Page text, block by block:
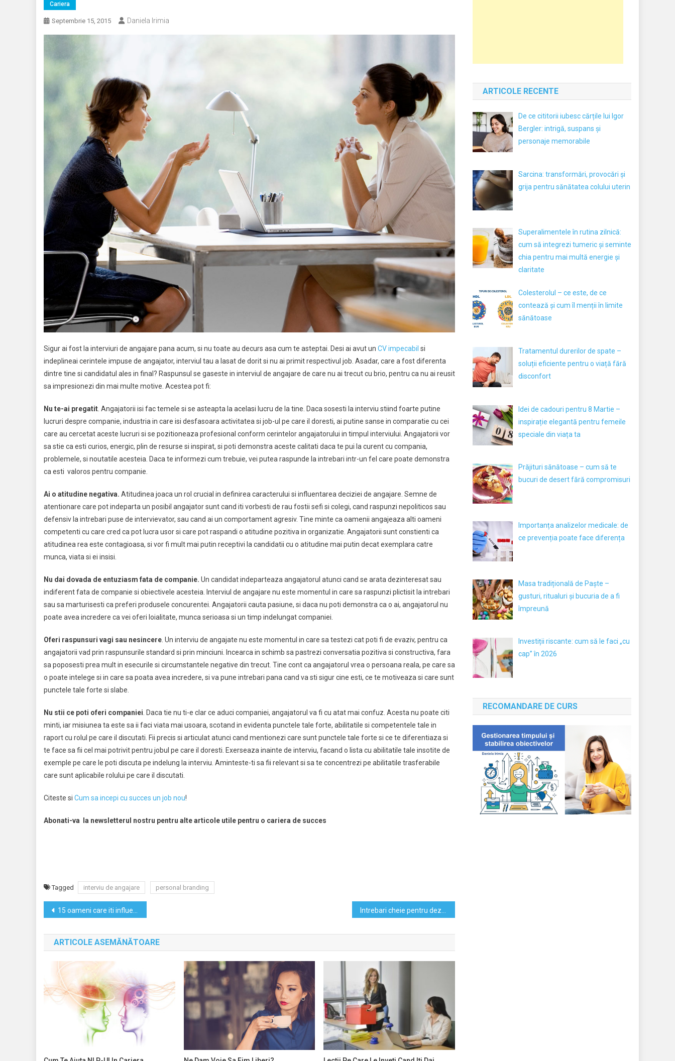
Cariera
Septembrie 15, 2015 Daniela Irimia
Sigur ai fost la interviuri de angajare pana acum, si nu toate au decurs asa cum te asteptai. Desi ai avut un CV impecabil si
indeplineai cerintele impuse de angajator, interviul tau a lasat de dorit si nu ai primit respectivul job. Asadar, care a fost diferenta
dintre tine si candidatul ales in final? Raspunsul se gaseste in interviul de angajare de care nu ai trecut cu brio, pentru ca nu ai reusit
sa impresionezi din mai multe motive. Acestea pot fi:
Nu te-ai pregatit . Angajatorii isi fac temele si se asteapta la acelasi lucru de la tine. Daca sosesti la interviu stiind foarte putine
lucruri despre companie, industria in care isi desfasoara activitatea si job-ul pe care il doresti, ai putine sanse in comparatie cu cei
care au cercetat aceste lucruri si se pozitioneaza profesional conform cerintelor angajatorului in timpul interviului. Angajatorii vor
sa stie ca esti curios, energic, plin de resurse si inspirat, si poti demonstra aceste calitati daca te pui la curent cu compania,
problemele, si noutatile acesteia. Daca te informezi cum trebuie, vei putea raspunde la intrebari intr-un fel care poate demonstra
ca esti valoros pentru companie.
Ai o atitudine negativa. Atitudinea joaca un rol crucial in definirea caracterului si influentarea deciziei de angajare. Semne de
atentionare care pot indeparta un posibil angajator sunt cand iti vorbesti de rau fostii sefi si colegi, cand raspunzi nepoliticos sau
defensiv la intrebari puse de intervievator, sau cand ai un comportament agresiv. Tine minte ca oamenii angajeaza alti oameni
competenti cu care cred ca pot lucra usor si care pot raspandi o atitudine pozitiva in organizatie. Angajatorii sunt constienti ca
atitudinea rea este contagioasa, si vor fi mult mai putin receptivi la candidatii cu o atitudine mai putin decat exemplara catre
munca, viata si ei insisi.
Nu dai dovada de entuziasm fata de companie. Un candidat indeparteaza angajatorul atunci cand se arata dezinteresat sau
indiferent fata de companie si obiectivele acesteia. Interviul de angajare nu este momentul in care sa raspunzi plictisit la intrebari
sau sa marturisesti ca preferi produsele concurentei. Angajatorii cauta pasiune, si daca nu poti demonstra ca o ai, angajatorul nu
poate avea incredere ca vei oferi loialitate, munca serioasa si un timp indelungat companiei.
Oferi raspunsuri vagi sau nesincere . Un interviu de angajate nu este momentul in care sa testezi cat poti fi de evaziv, pentru ca
angajatorii vad prin raspunsurile standard si prin minciuni. Incearca in schimb sa pastrezi conversatia pozitiva si constructiva, fara
sa poposesti prea mult in esecurile si circumstantele negative din trecut. Tine cont ca angajatorul vrea o persoana reala, pe care sa
o poate intelege si in care sa poata avea incredere, si va pune intrebari pana cand va sti sigur cine esti, ce te motiveaza si care sunt
punctele tale forte si slabe.
Nu stii ce poti oferi companiei . Daca tie nu ti-e clar ce aduci companiei, angajatorul va fi cu atat mai confuz. Acesta nu poate citi
minti, iar misiunea ta este sa ii faci viata mai usoara, scotand in evidenta punctele tale forte, abilitatile si competentele tale in
raport cu rolul pe care il discutati. Fii precis si articulat atunci cand mentionezi care sunt punctele tale forte si ce te diferentiaza si
te face sa fii cel mai potrivit pentru jobul pe care il doresti. Exerseaza inainte de interviu, facand o lista cu abilitatile tale insotite de
exemple pe care le poti discuta pe indelung la interviu. Aminteste-ti sa fii relevant si sa te concentrezi pe abilitatile trasferabile
care sunt aplicabile rolului pe care il discutati.
Citeste si Cum sa incepi cu succes un job nou!
Abonati-va la newsletterul nostru pentru alte articole utile pentru o cariera de succes
Tagged interviu de angajare personal branding
Navigare
în
articole
15 oameni care iti influenteaza personalitatea pana la 30 ani
ARTICOLE ASEMĂNĂTOARE
ARTICOLE RECENTE
De ce cititorii iubesc cărțile lui Igor
Bergler: intrigă, suspans și
personaje memorabile
Sarcina: transformări, provocări și
grija pentru sănătatea colului uterin
Superalimentele în rutina zilnică:
cum să integrezi tumeric și seminte
chia pentru mai multă energie și
claritate
Colesterolul – ce este, de ce
contează și cum îl menții în limite
sănătoase
Tratamentul durerilor de spate –
soluții eficiente pentru o viață fără
disconfort
Idei de cadouri pentru 8 Martie –
inspirație elegantă pentru femeile
speciale din viața ta
Prăjituri sănătoase – cum să te
bucuri de desert fără compromisuri
Importanța analizelor medicale: de
ce prevenția poate face diferența
Masa tradițională de Paște –
gusturi, ritualuri și bucuria de a fi
împreună
Investiții riscante: cum să le faci „cu
cap” în 2026
RECOMANDARE DE CURS